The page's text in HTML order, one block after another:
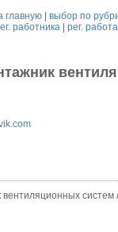
главную |выбор по
работника| рег.
вентиляционных систем